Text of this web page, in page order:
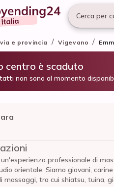
Cerca per
e provincia / Vigevano /
centro è scaduto
non sono al momento
professionale di
orientale. Siamo giovani,
massaggi, tra cui shiatsu, tuina,